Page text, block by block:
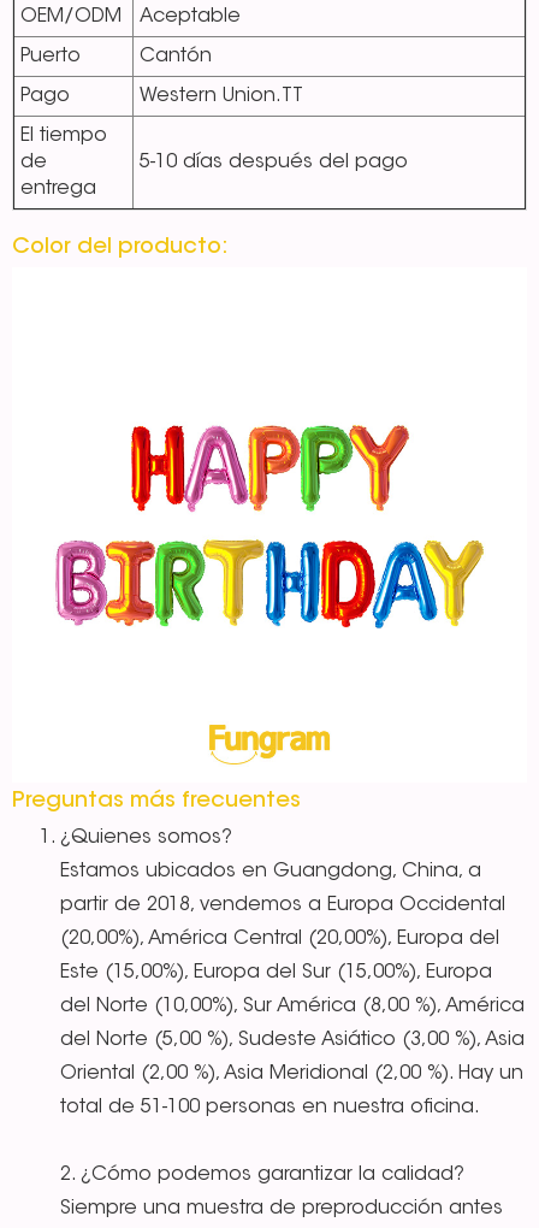
OEM/ODM Aceptable
Puerto Cantón
Pago Western Union.TT
El tiempo
de
entrega
5-10 días después del pago
Color del producto:
Preguntas más frecuentes
¿Quienes somos?
Estamos ubicados en Guangdong, China, a
partir de 2018, vendemos a Europa Occidental
(20,00%), América Central (20,00%), Europa del
Este (15,00%), Europa del Sur (15,00%), Europa
del Norte (10,00%), Sur América (8,00 %), América
del Norte (5,00 %), Sudeste Asiático (3,00 %), Asia
Oriental (2,00 %), Asia Meridional (2,00 %). Hay un
total de 51-100 personas en nuestra oficina.
2. ¿Cómo podemos garantizar la calidad?
Siempre una muestra de preproducción antes